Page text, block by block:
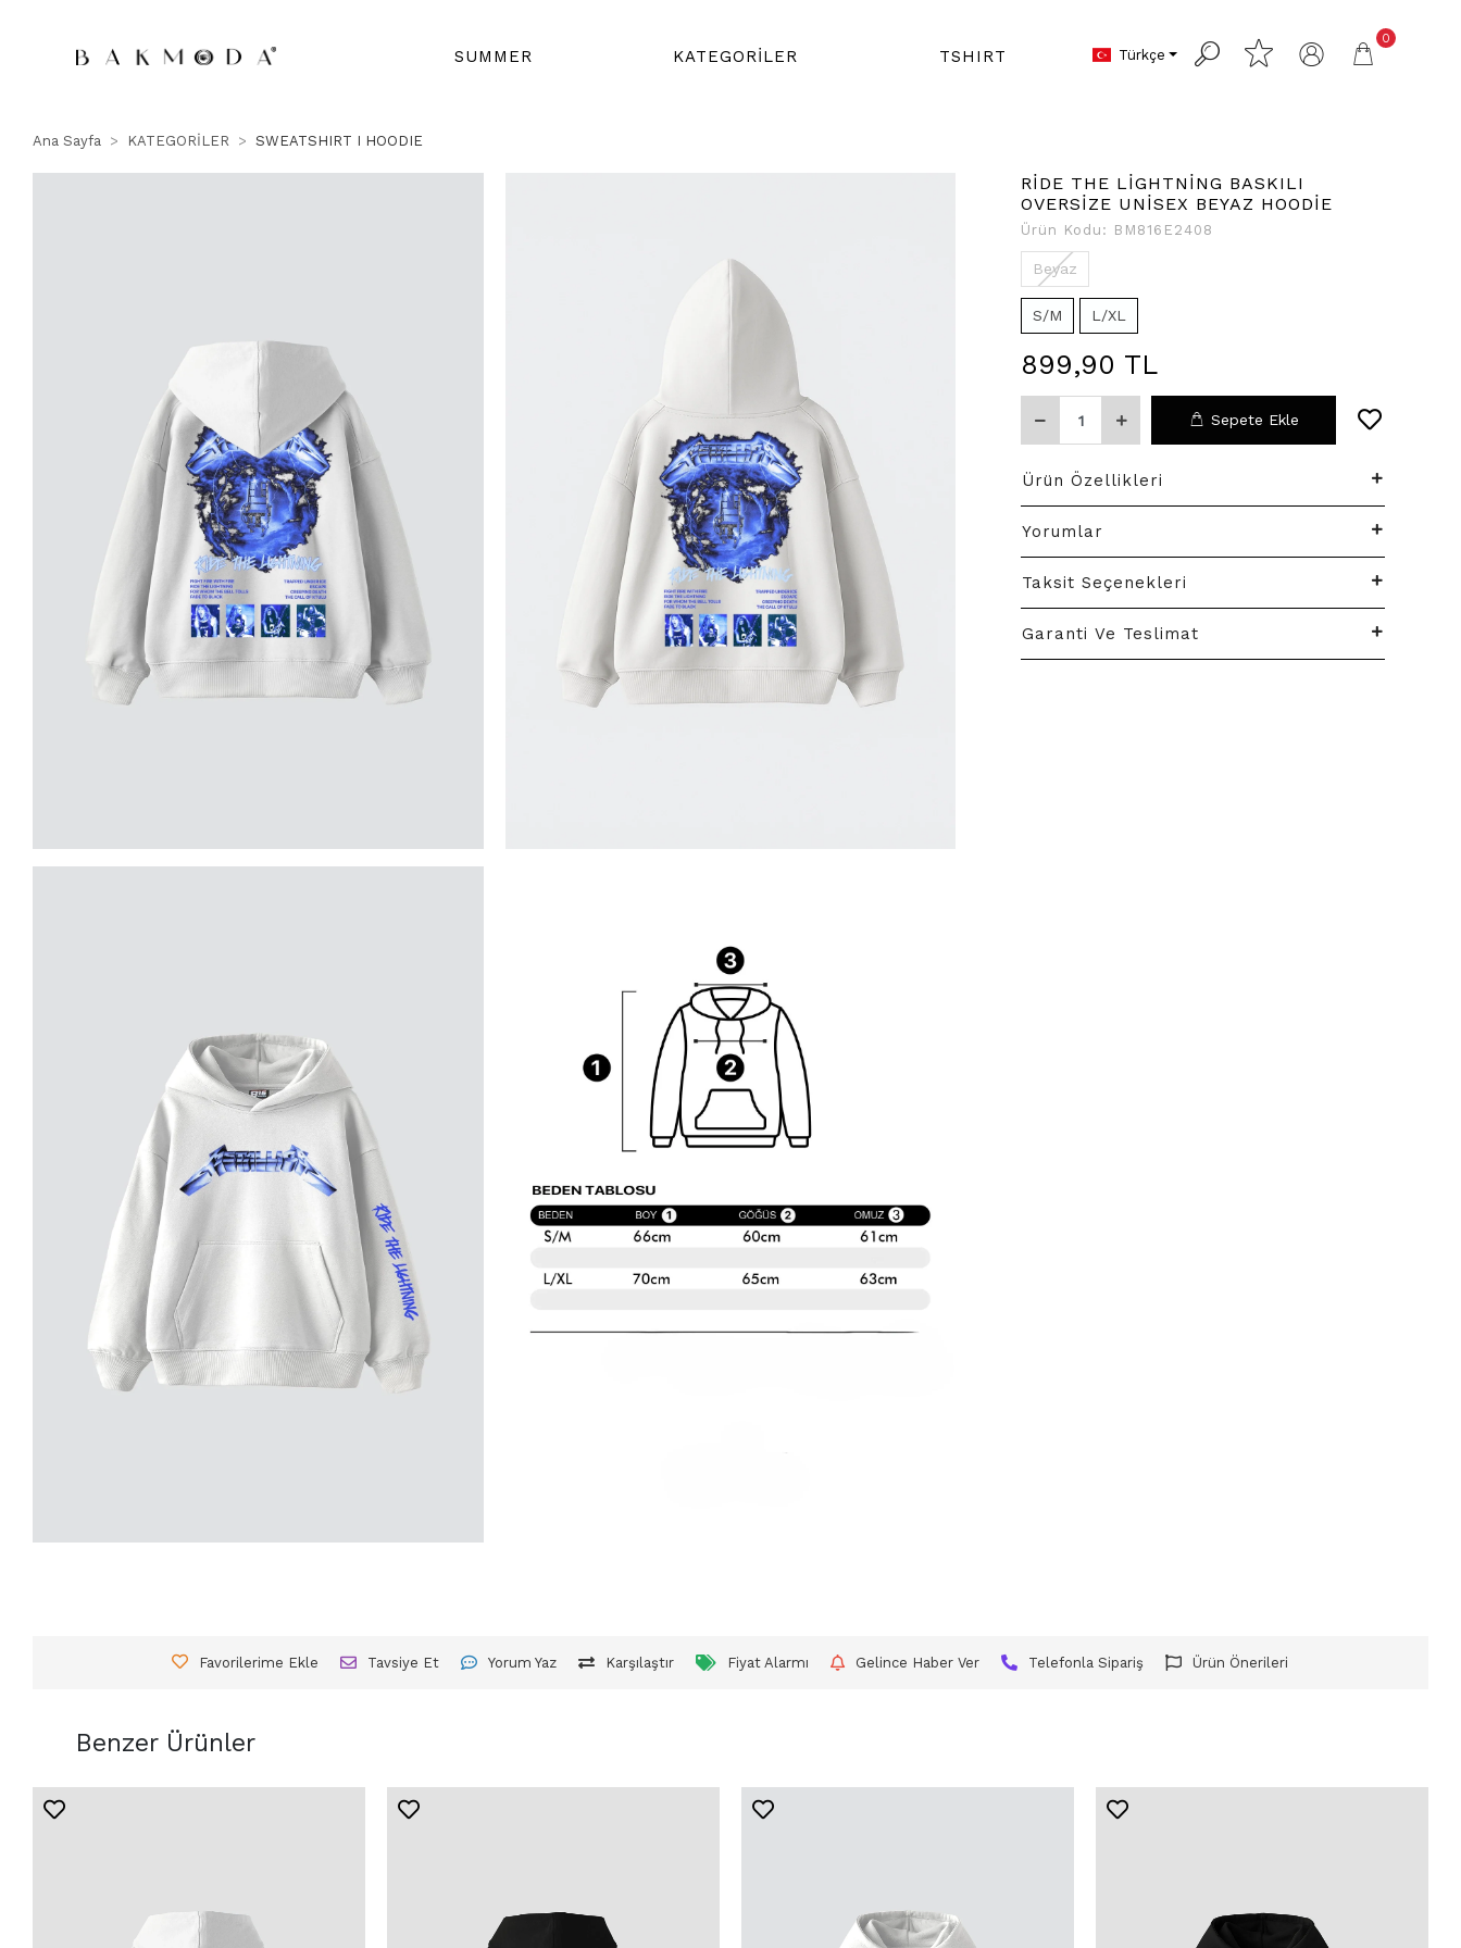
SUMMER KATEGORİLER TSHIRT Türkçe
0
Ana Sayfa KATEGORİLER SWEATSHIRT I HOODIE
RİDE THE LİGHTNİNG BASKILI
OVERSİZE UNİSEX BEYAZ HOODİE
Ürün Kodu: BM816E2408
Beyaz
S/M L/XL
899,90 TL
Sepete Ekle
Ürün Özellikleri
Yorumlar
Taksit Seçenekleri
Garanti Ve Teslimat
Favorilerime Ekle Tavsiye Et Yorum Yaz Karşılaştır Fiyat Alarmı Gelince Haber Ver Telefonla Sipariş Ürün Önerileri
Benzer Ürünler